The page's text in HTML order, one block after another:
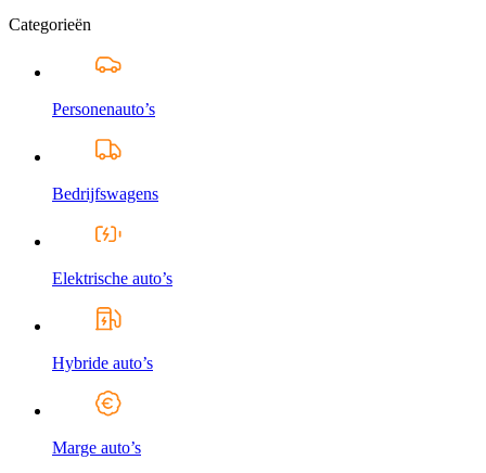
Categorieën
Personenauto’s
Bedrijfswagens
Elektrische auto’s
Hybride auto’s
Marge auto’s